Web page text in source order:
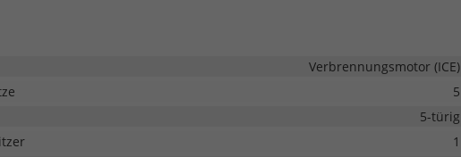
Verbrennungsmotor (ICE)
5
5-türig
1